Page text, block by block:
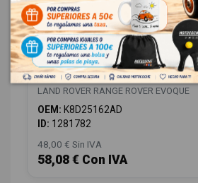
MOLDURA K8D25162AD
LAND ROVER RANGE ROVER EVOQUE
OEM: K8D25162AD
ID: 1281782
48,00 € Sin IVA
58,08 € Con IVA